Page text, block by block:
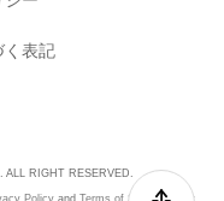
く表記
ALL RIGHT RESERVED.